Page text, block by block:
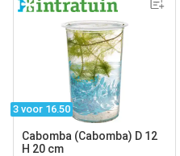
3 voor 16.50
Cabomba (Cabomba) D 12
H 20 cm